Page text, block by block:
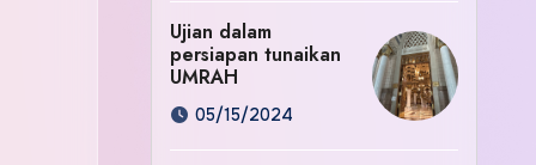
Ujian dalam
persiapan tunaikan
UMRAH
05/15/2024